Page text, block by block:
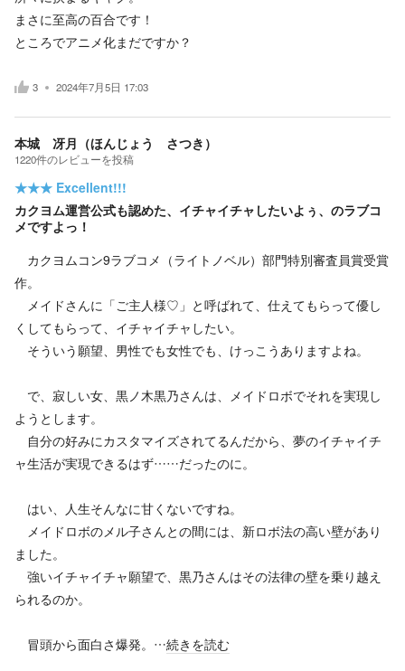
まさに至高の百合です！
ところでアニメ化まだですか？
3 2024年7月5日 17:03
本城 冴月（ほんじょう さつき）
1220件のレビューを投稿
★★★ Excellent!!!
カクヨム運営公式も認めた、イチャイチャしたいよぅ、のラブコ
メですよっ！
カクヨムコン9ラブコメ（ライトノベル）部門特別審査員賞受賞
作。
メイドさんに「ご主人様♡」と呼ばれて、仕えてもらって優し
くしてもらって、イチャイチャしたい。
そういう願望、男性でも女性でも、けっこうありますよね。
で、寂しい女、黒ノ木黒乃さんは、メイドロボでそれを実現し
ようとします。
自分の好みにカスタマイズされてるんだから、夢のイチャイチ
ャ生活が実現できるはず……だったのに。
はい、人生そんなに甘くないですね。
メイドロボのメル子さんとの間には、新ロボ法の高い壁があり
ました。
強いイチャイチャ願望で、黒乃さんはその法律の壁を乗り越え
られるのか。
冒頭から面白さ爆発。…続きを読む